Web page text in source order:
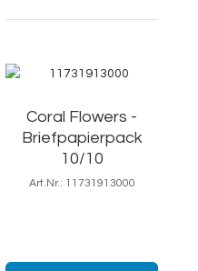
Coral Flowers -
Briefpapierpack
10/10
Art.Nr.: 11731913000